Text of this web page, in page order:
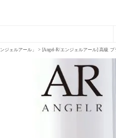
ジェルアール」 [Angel-R/エンジェルアール] 高級